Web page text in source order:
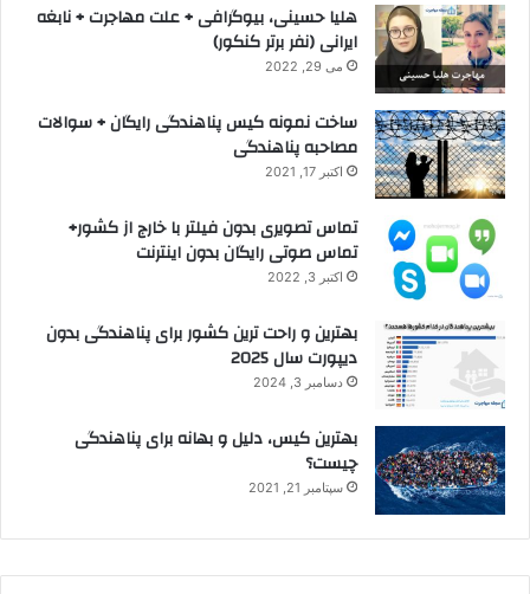
هلیا حسینی، بیوگرافی + علت مهاجرت + نابغه
ایرانی (نفر برتر کنکور)
می 29, 2022
ساخت نمونه کیس پناهندگی رایگان + سوالات
مصاحبه پناهندگی
اکتبر 17, 2021
تماس تصویری بدون فیلتر با خارج از کشور+
تماس صوتی رایگان بدون اینترنت
اکتبر 3, 2022
بهترین و راحت ترین کشور برای پناهندگی بدون
دیپورت سال 2025
دسامبر 3, 2024
بهترین کیس، دلیل و بهانه برای پناهندگی
چیست؟
سپتامبر 21, 2021